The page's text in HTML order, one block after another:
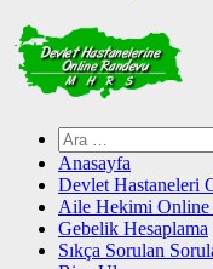
Arama:
Anasayfa
Devlet Hastaneleri
Aile Hekimi Online
Gebelik Hesaplama
Sıkça Sorulan